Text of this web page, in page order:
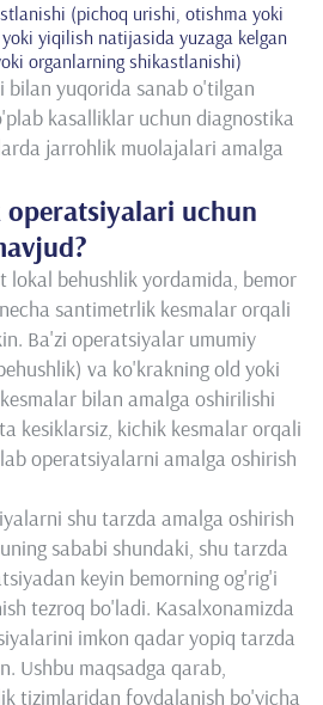
(pichoq urishi, otishma yoki
yiqilish natijasida yuzaga kelgan
organlarning shikastlanishi)
yuqorida sanab o'tilgan
kasalliklar uchun diagnostika
jarrohlik muolajalari amalga
uchun
lokal behushlik yordamida, bemor
santimetrlik kesmalar orqali
Ba'zi operatsiyalar umumiy
va ko'krakning old yoki
bilan amalga oshirilishi
kesiklarsiz, kichik kesmalar orqali
operatsiyalarni amalga oshirish
shu tarzda amalga oshirish
sababi shundaki, shu tarzda
keyin bemorning og'rig'i
tezroq bo'ladi. Kasalxonamizda
imkon qadar yopiq tarzda
Ushbu maqsadga qarab,
tizimlaridan foydalanish bo'yicha